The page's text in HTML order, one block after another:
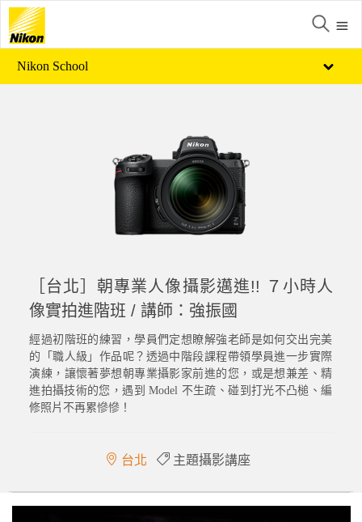
Nikon School
［台北］朝專業人像攝影邁進!! ７小時人
像實拍進階班 / 講師：強振國
經過初階班的練習，學員們定想瞭解強老師是如何交出完美
的「職人級」作品呢？透過中階段課程帶領學員進一步實際
演練，讓懷著夢想朝專業攝影家前進的您，或是想兼差、精
進拍攝技術的您，遇到 Model 不生疏、碰到打光不凸槌、編
修照片不再累慘慘！
台北 主題攝影講座